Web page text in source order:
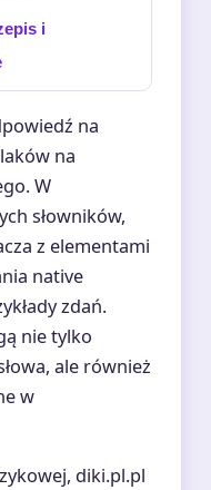
i
na
na
W
słowników,
z elementami
native
zdań.
nie tylko
ale również
w
diki.pl.pl